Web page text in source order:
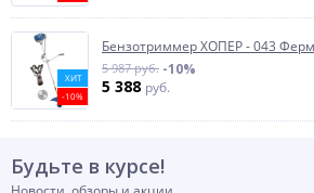
ХИТ
-10%
Бензотриммер ХОПЕР - 043
5 987 руб. -10%
5 388 руб.
Будьте в курсе!